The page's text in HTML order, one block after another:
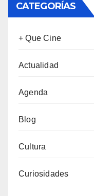
CATEGORÍAS
+ Que Cine
Actualidad
Agenda
Blog
Cultura
Curiosidades